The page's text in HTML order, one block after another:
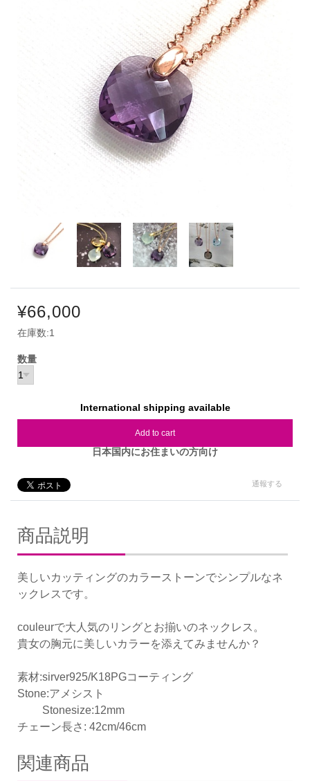
¥66,000
在庫数:1
数量
International shipping available
Add to cart
日本国内にお住まいの方向け
通報する
商品説明
美しいカッティングのカラーストーンでシンプルなネ
ックレスです。
couleurで大人気のリングとお揃いのネックレス。
貴女の胸元に美しいカラーを添えてみませんか？
素材:sirver925/K18PGコーティング
Stone:アメシスト
Stonesize:12mm
チェーン長さ: 42cm/46cm
関連商品